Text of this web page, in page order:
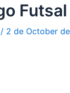
/ 2 de October